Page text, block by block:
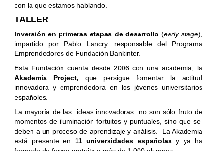
con la que estamos hablando.
TALLER
Inversión en primeras etapas de desarrollo (early stage),
impartido por Pablo Lancry, responsable del Programa
Emprendedores de Fundación Bankinter.
Esta Fundación cuenta desde 2006 con una academia, la
Akademia Project, que persigue fomentar la actitud
innovadora y emprendedora en los jóvenes universitarios
españoles.
La mayoría de las ideas innovadoras no son sólo fruto de
momentos de iluminación fortuitos y puntuales, sino que se
deben a un proceso de aprendizaje y análisis. La Akademia
está presente en 11 universidades españolasy ya ha